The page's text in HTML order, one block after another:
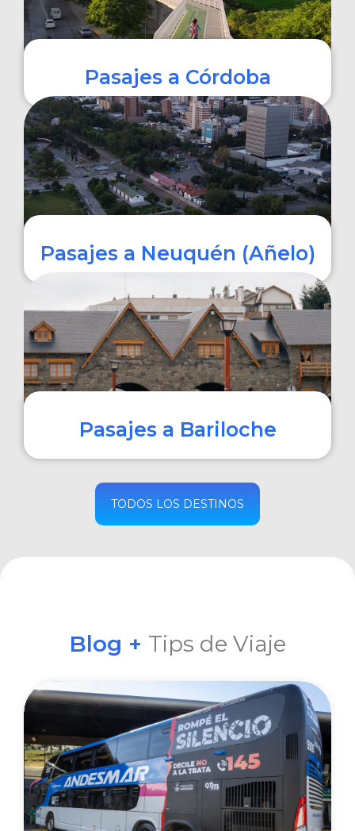
Pasajes a Córdoba
COMPRAR
Pasajes a Neuquén (Añelo)
COMPRAR
Pasajes a Bariloche
COMPRAR
TODOS LOS DESTINOS
Blog + Tips de Viaje